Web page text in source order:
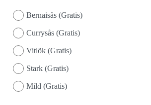
Bernaisås (Gratis)
Currysås (Gratis)
Vitlök (Gratis)
Stark (Gratis)
Mild (Gratis)